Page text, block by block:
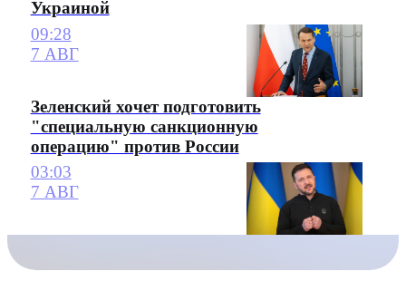
Украиной
09:28
7 АВГ
Зеленский хочет подготовить
"специальную санкционную
операцию" против России
03:03
7 АВГ